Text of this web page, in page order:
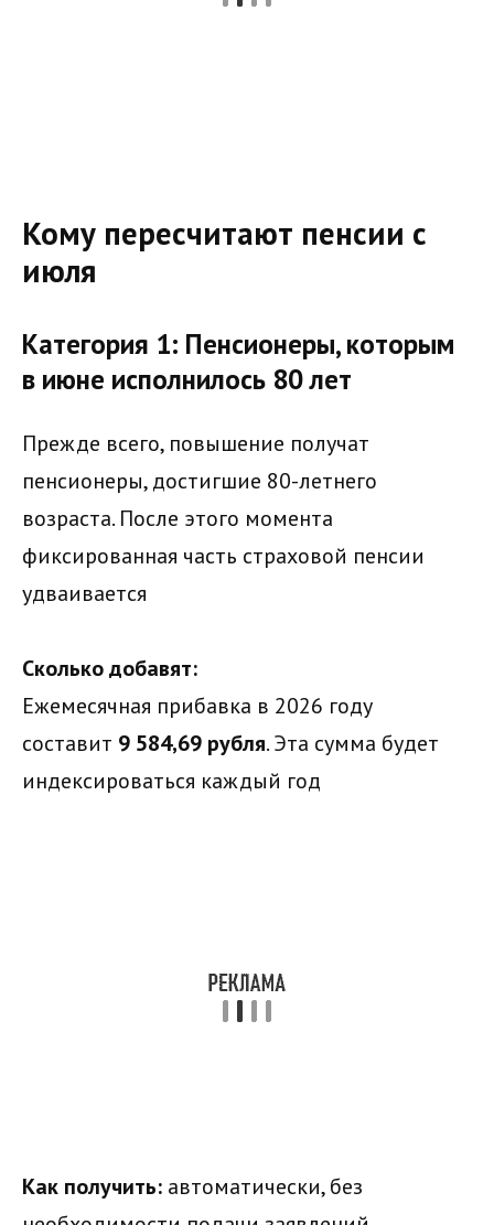
Кому пересчитают пенсии с
июля
Категория 1: Пенсионеры, которым
в июне исполнилось 80 лет
Прежде всего, повышение получат
пенсионеры, достигшие 80-летнего
возраста. После этого момента
фиксированная часть страховой пенсии
удваивается
Сколько добавят:
Ежемесячная прибавка в 2026 году
составит 9 584,69 рубля. Эта сумма будет
индексироваться каждый год
Как получить: автоматически, без